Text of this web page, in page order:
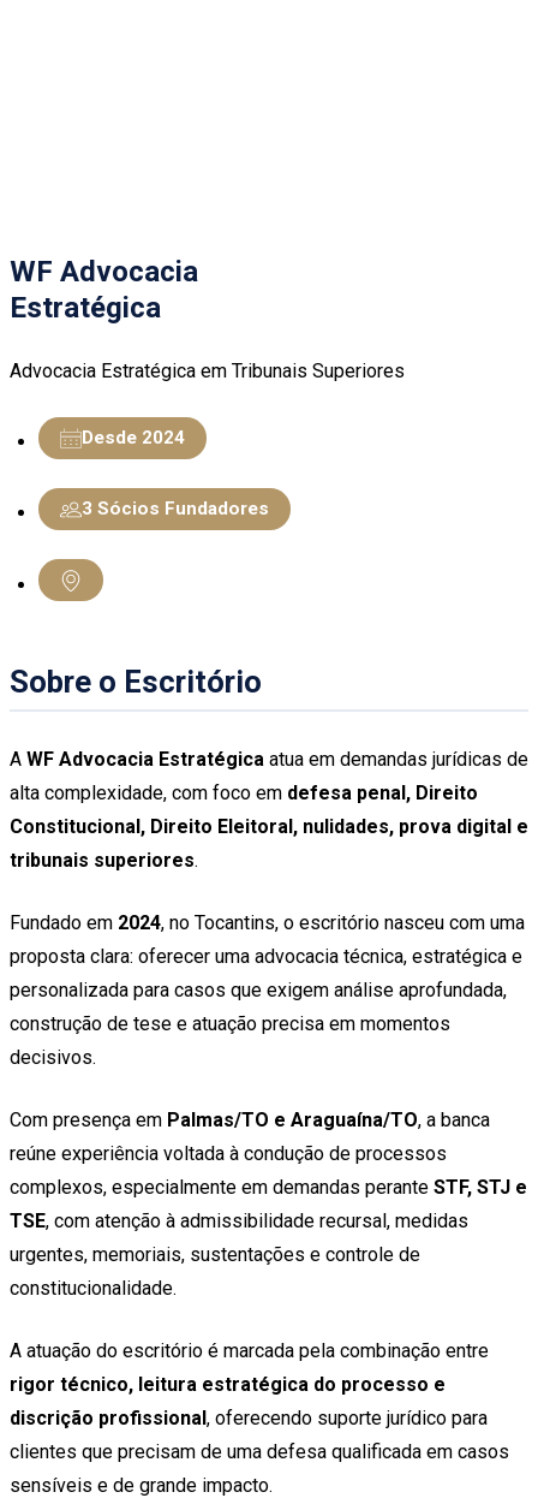
WF Advocacia
Estratégica
Advocacia Estratégica em Tribunais Superiores
Desde 2024
3 Sócios Fundadores
Sobre o Escritório
A WF Advocacia Estratégica atua em demandas jurídicas de
alta complexidade, com foco em defesa penal, Direito
Constitucional, Direito Eleitoral, nulidades, prova digital e
tribunais superiores.
Fundado em 2024, no Tocantins, o escritório nasceu com uma
proposta clara: oferecer uma advocacia técnica, estratégica e
personalizada para casos que exigem análise aprofundada,
construção de tese e atuação precisa em momentos
decisivos.
Com presença em Palmas/TO e Araguaína/TO, a banca
reúne experiência voltada à condução de processos
complexos, especialmente em demandas perante STF, STJ e
TSE, com atenção à admissibilidade recursal, medidas
urgentes, memoriais, sustentações e controle de
constitucionalidade.
A atuação do escritório é marcada pela combinação entre
rigor técnico, leitura estratégica do processo e
discrição profissional, oferecendo suporte jurídico para
clientes que precisam de uma defesa qualificada em casos
sensíveis e de grande impacto.